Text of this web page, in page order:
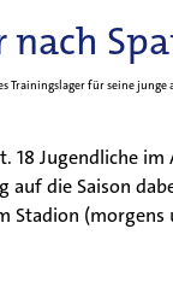
Trainingslager für seine
18 Jugendliche
die Saison
Stadion